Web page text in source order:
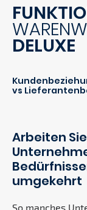
KARRIERE
DELUXE
vs
Arbeiten
umgekehrt
So manches